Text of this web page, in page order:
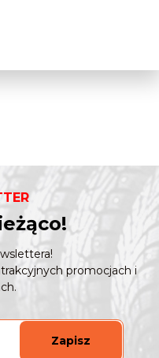
promocjach i
Zapisz